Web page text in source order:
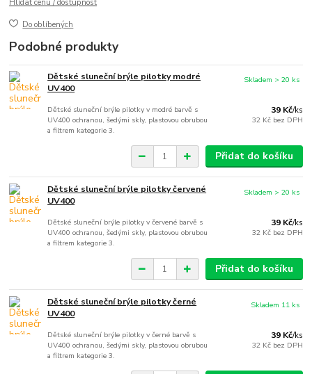
Hlídat cenu / dostupnost
Do oblíbených
Podobné produkty
Dětské sluneční brýle pilotky modré
UV400
Dětské sluneční brýle pilotky v modré barvě s
UV400 ochranou, šedými skly, plastovou obrubou
a filtrem kategorie 3.
39 Kč/ks
32 Kč bez DPH
Skladem > 20 ks
Přidat do košíku
Dětské sluneční brýle pilotky červené
UV400
Dětské sluneční brýle pilotky v červené barvě s
UV400 ochranou, šedými skly, plastovou obrubou
a filtrem kategorie 3.
39 Kč/ks
32 Kč bez DPH
Skladem > 20 ks
Přidat do košíku
Dětské sluneční brýle pilotky černé
UV400
Dětské sluneční brýle pilotky v černé barvě s
UV400 ochranou, šedými skly, plastovou obrubou
a filtrem kategorie 3.
39 Kč/ks
32 Kč bez DPH
Skladem 11 ks